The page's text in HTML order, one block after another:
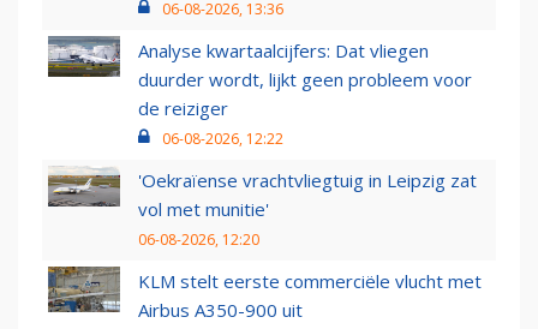
06-08-2026, 13:36
Analyse kwartaalcijfers: Dat vliegen
duurder wordt, lijkt geen probleem voor
de reiziger
06-08-2026, 12:22
'Oekraïense vrachtvliegtuig in Leipzig zat
vol met munitie'
06-08-2026, 12:20
KLM stelt eerste commerciële vlucht met
Airbus A350-900 uit